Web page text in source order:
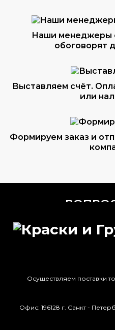
Наши менеджеры
обоговорят
Выставляем счёт.
или
Формируем заказ и
Для чего
Каков расход
Можно ли красить
дисперсионной
Осуществляем поставки
Офис: 196128 г. Санкт -